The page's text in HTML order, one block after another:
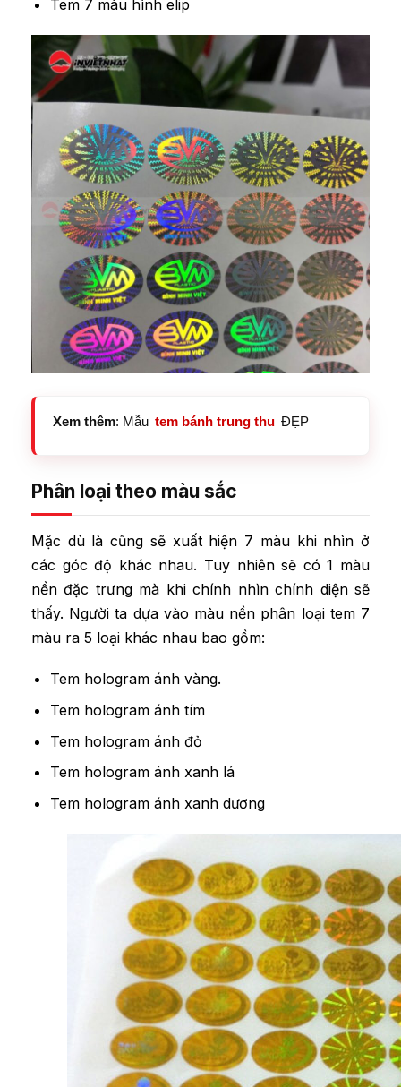
Tem 7 màu hình elip
Xem thêm: Mẫu tem bánh trung thu ĐẸP
Phân loại theo màu sắc
Mặc dù là cũng sẽ xuất hiện 7 màu khi nhìn ở
các góc độ khác nhau. Tuy nhiên sẽ có 1 màu
nền đặc trưng mà khi chính nhìn chính diện sẽ
thấy. Người ta dựa vào màu nền phân loại tem 7
màu ra 5 loại khác nhau bao gồm:
Tem hologram ánh vàng.
Tem hologram ánh tím
Tem hologram ánh đỏ
Tem hologram ánh xanh lá
Tem hologram ánh xanh dương